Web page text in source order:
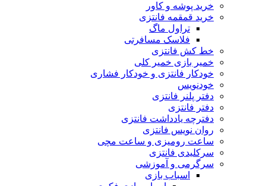
خرید پوشه و کاور
خرید قمقمه فانتزی
تراول ماگ
فلاسک مسافرتی
خط کش فانتزی
خمیر بازی خمیر کلی
خودکار فانتزی و خودکار فشاری
دفتر پلنر فانتزی
دفتر فانتزی
دفترچه یادداشت فانتزی
روان نویس فانتزی
ساعت رومیزی و ساعت مچی
سرکلیدی فانتزی
سرگرمی و آموزشی
اسباب بازی